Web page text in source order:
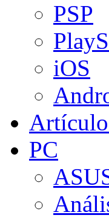
PSP
iOS
PC